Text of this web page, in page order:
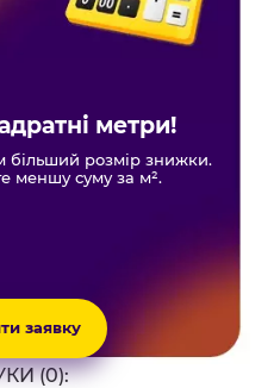
метри!
розмір знижки.
меншу суму за м².
заявку
(0):